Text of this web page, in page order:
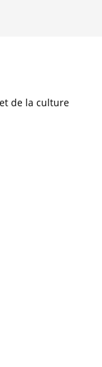
de la culture